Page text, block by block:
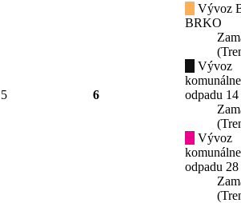
5 6
Vývoz
BRKO
Vývoz
odpadu
Vývoz
odpadu